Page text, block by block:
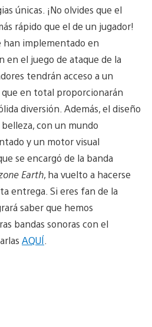
únicas. ¡No olvides que el
rápido que el de un jugador!
han implementado en
en el juego de ataque de la
tendrán acceso a un
que en total proporcionarán
diversión. Además, el diseño
con un mundo
y un motor visual
se encargó de la banda
Earth, ha vuelto a hacerse
entrega. Si eres fan de la
saber que hemos
bandas sonoras con el
AQUÍ